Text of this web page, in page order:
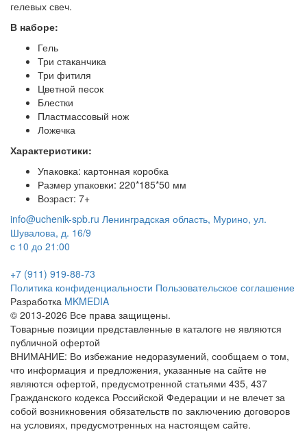
гелевых свеч.
В наборе:
Гель
Три стаканчика
Три фитиля
Цветной песок
Блестки
Пластмассовый нож
Ложечка
Характеристики:
Упаковка: картонная коробка
Размер упаковки: 220*185*50 мм
Возраст: 7+
info@uchenik-spb.ru Ленинградская область, Мурино, ул.
Шувалова, д. 16/9
c 10 до 21:00
+7 (911) 919-88-73
Политика конфиденциальности Пользовательское соглашение
Разработка MKMEDIA
© 2013-2026 Все права защищены.
Товарные позиции представленные в каталоге не являются
публичной офертой
ВНИМАНИЕ: Во избежание недоразумений, сообщаем о том,
что информация и предложения, указанные на сайте не
являются офертой, предусмотренной статьями 435, 437
Гражданского кодекса Российской Федерации и не влечет за
собой возникновения обязательств по заключению договоров
на условиях, предусмотренных на настоящем сайте.